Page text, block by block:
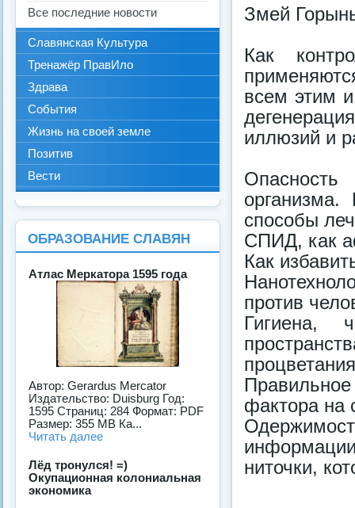
Змей
Как
всем этим
иллюзий и
способы
СПИД, как
Как
против
Гигиена,
фактора на
ниточки,
Все последние новости
Славянская Культура
Тренажёр ПравИло
Здрава
События
Жизнь на своей земле
Позитив
Вести
ОБРАЗОВАНИЕ СЛАВЯН
Атлас Меркатора 1595 года
Автор: Gerardus Mercator
Издательство: Duisburg Год:
1595 Страниц: 284 Формат: PDF
Размер: 355 MB Ка...
Читать далее
Лёд тронулся! =)
Окупационная колониальная
экономика